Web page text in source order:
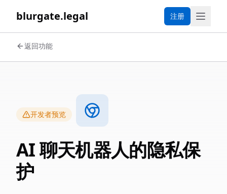
blurgate.legal 注册
返回功能
开发者预览
AI 聊天机器人的隐私保
护